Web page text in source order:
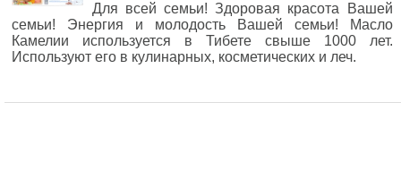
Для всей семьи! Здоровая красота Вашей
семьи! Энергия и молодость Вашей семьи! Масло
Камелии используется в Тибете свыше 1000 лет.
Используют его в кулинарных, косметических и леч.